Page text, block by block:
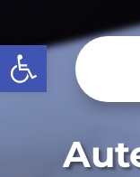
Abrir barra de